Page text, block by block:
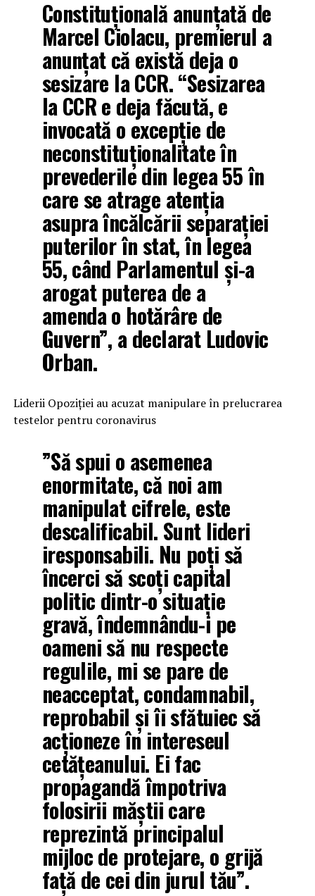
Constituțională anunțată de
Marcel Ciolacu, premierul a
anunțat că există deja o
sesizare la CCR. “Sesizarea
la CCR e deja făcută, e
invocată o excepție de
neconstituționalitate în
prevederile din legea 55 în
care se atrage atenția
asupra încălcării separației
puterilor în stat, în legea
55, când Parlamentul și-a
arogat puterea de a
amenda o hotărâre de
Guvern”, a declarat Ludovic
Orban.
Liderii Opoziției au acuzat manipulare în prelucrarea
testelor pentru coronavirus
”Să spui o asemenea
enormitate, că noi am
manipulat cifrele, este
descalificabil. Sunt lideri
iresponsabili. Nu poți să
încerci să scoți capital
politic dintr-o situație
gravă, îndemnându-i pe
oameni să nu respecte
regulile, mi se pare de
neacceptat, condamnabil,
reprobabil și îi sfătuiec să
acționeze în intereseul
cetățeanului. Ei fac
propagandă împotriva
folosirii măștii care
reprezintă principalul
mijloc de protejare, o grijă
față de cei din jurul tău”.